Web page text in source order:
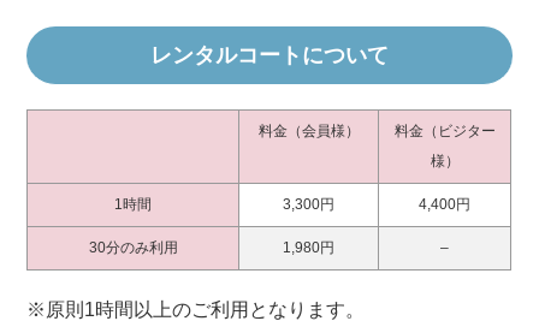
レンタルコートについて
料金（会員様）
料金（ビジター
様）
1時間 3,300円 4,400円
30分のみ利用 1,980円 –
※原則1時間以上のご利用となります。